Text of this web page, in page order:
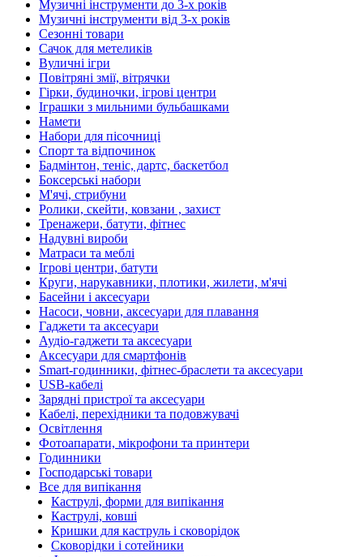
Музичні інструменти до 3-х років
Музичні інструменти від 3-х років
Сезонні товари
Сачок для метеликів
Вуличні ігри
Повітряні змії, вітрячки
Гірки, будиночки, ігрові центри
Іграшки з мильними бульбашками
Намети
Набори для пісочниці
Спорт та відпочинок
Бадмінтон, теніс, дартс, баскетбол
Боксерські набори
М'ячі, стрибуни
Ролики, скейти, ковзани , захист
Тренажери, батути, фітнес
Надувні вироби
Матраси та меблі
Ігрові центри, батути
Круги, нарукавники, плотики, жилети, м'ячі
Басейни і аксесуари
Насоси, човни, аксесуари для плавання
Гаджети та аксесуари
Аудіо-гаджети та аксесуари
Аксесуари для смартфонів
Smart-годинники, фітнес-браслети та аксесуари
USB-кабелі
Зарядні пристрої та аксесуари
Кабелі, перехідники та подовжувачі
Освітлення
Фотоапарати, мікрофони та принтери
Годинники
Господарські товари
Все для випікання
Каструлі, форми для випікання
Каструлі, ковші
Кришки для каструль і сковорідок
Сковорідки і сотейники